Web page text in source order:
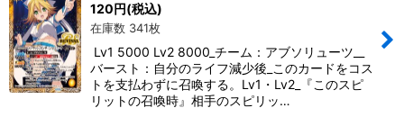
120 円(税込)
在庫数 341枚
Lv1 5000 Lv2 8000_チーム：アブソリューツ__
バースト：自分のライフ減少後_このカードをコス
トを支払わずに召喚する。Lv1・Lv2_『このスピ
リットの召喚時』相手のスピリッ…